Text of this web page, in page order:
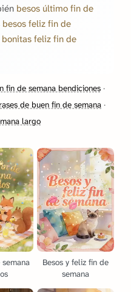
besos último fin de
besos feliz fin de
bonitas feliz fin de
fin de semana bendiciones·
de buen fin de semana ·
largo
Besos y feliz fin de
semana